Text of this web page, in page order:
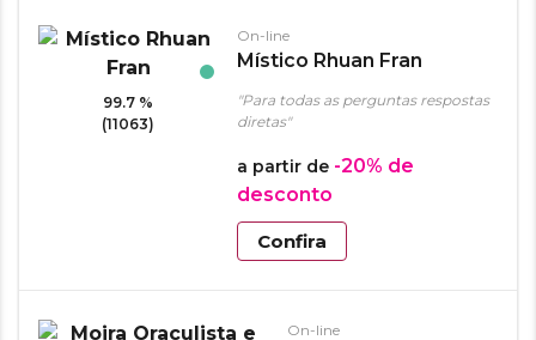
99.7 %
(11063)
On-line
Místico Rhuan Fran
"Para todas as perguntas respostas
diretas"
a partir de -20% de
desconto
Confira
On-line